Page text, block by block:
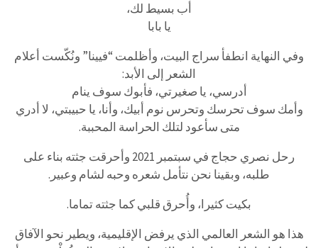
أب بسيط لك،
يا بابا
وفي النهاية انطفأ سراج البيت، وأظلمت “فيينا” ونُكّست أعلام
الشعر إلى الأبد:
أدرسي، يا صغيرتي، فأبوك سوف ينام
وأمك سوف تحرسك وتحرس نوم أبيك، وأنا، يا حبيبتي، لا أدري
متى سأعود لتلك الحراسة المحببة.
رحل نصري حجاج في سبتمبر 2021 وأحرقت جثته بناء على
طلبه، وبقينا نحن نتأمل شعره وحبه لشام وعبير.
بكيت كثيرا، وأُحرق قلبي كما جثته تماما.
هذا هو الشعر العالمي الذي يرفض الإقليمية، ويطير نحو الآفاق